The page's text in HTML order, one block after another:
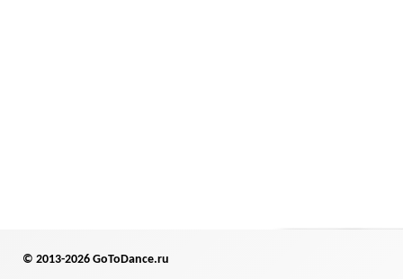
© 2013-2026 GoToDance.ru